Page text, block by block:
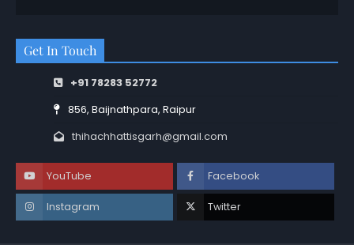
Get In Touch
+91 78283 52772
856, Baijnathpara, Raipur
thihachhattisgarh@gmail.com
YouTube Facebook
Instagram Twitter